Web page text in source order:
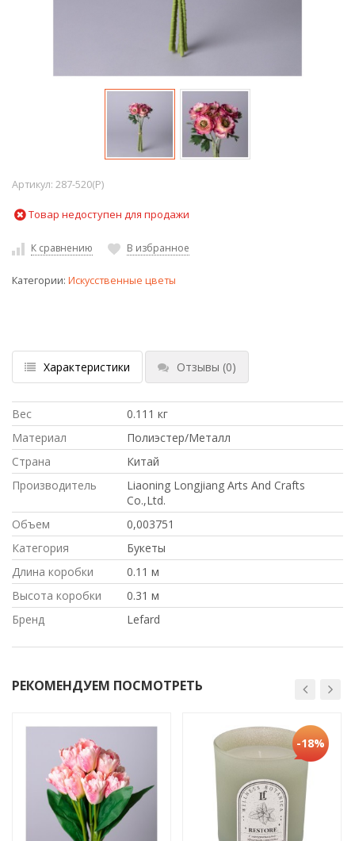
Артикул: 287-520(P)
Товар недоступен для продажи
К сравнению В избранное
Категории: Искусственные цветы
Характеристики Отзывы (0)
Вес
0.111 кг
Материал
Полиэстер/Металл
Страна
Китай
Производитель
Liaoning Longjiang Arts And Crafts
Co.,Ltd.
Объем
0,003751
Категория
Букеты
Длина коробки
0.11 м
Высота коробки
0.31 м
Бренд
Lefard
РЕКОМЕНДУЕМ ПОСМОТРЕТЬ
-18%